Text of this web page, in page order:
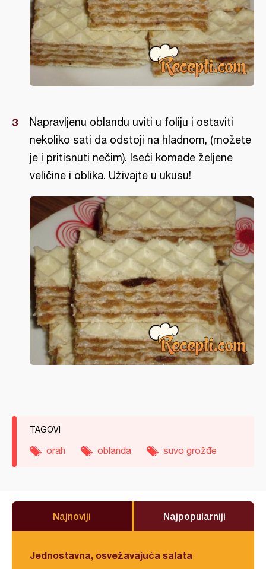
Napravljenu oblandu uviti u foliju i ostaviti
nekoliko sati da odstoji na hladnom, (možete
je i pritisnuti nečim). Iseći komade željene
veličine i oblika. Uživajte u ukusu!
TAGOVI
orah oblanda suvo grožđe
Najnoviji Najpopularniji
Jednostavna, osvežavajuća salata